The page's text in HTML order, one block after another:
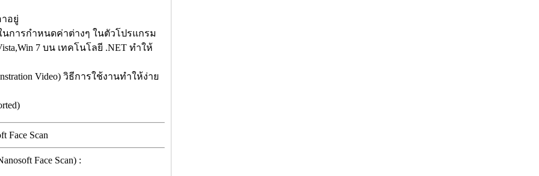
อยู่
การกำหนดค่าต่างๆ ในตัวโปรแกรม
7 บน เทคโนโลยี .NET ทำให้
Video) วิธีการใช้งานทำให้ง่าย
Face Scan) :